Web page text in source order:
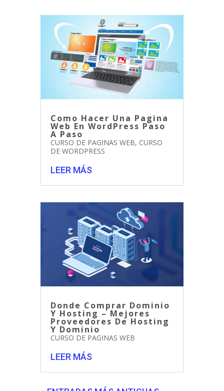
Como Hacer Una Pagina
Web En WordPress Paso
A Paso
CURSO DE PAGINAS WEB, CURSO
DE WORDPRESS
LEER MÁS
Donde Comprar Dominio
Y Hosting – Mejores
Proveedores De Hosting
Y Dominio
CURSO DE PAGINAS WEB
LEER MÁS